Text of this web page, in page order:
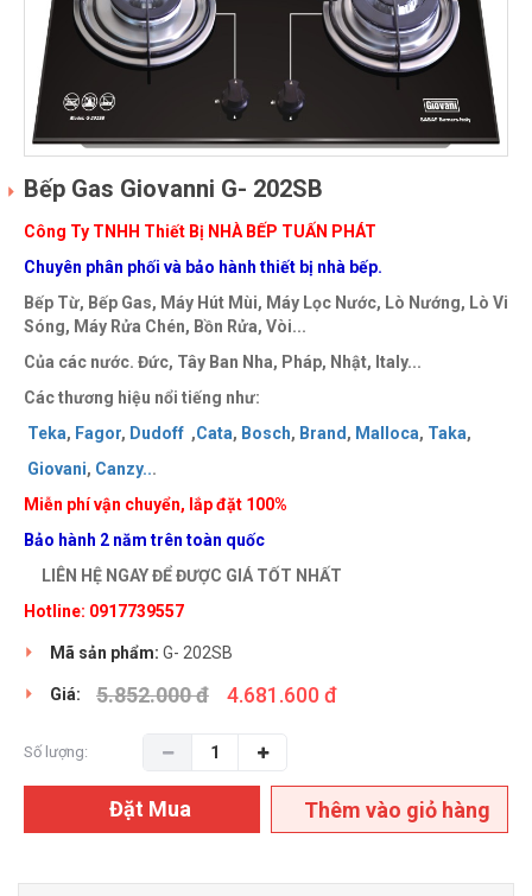
Bếp Gas Giovanni G- 202SB
Công Ty TNHH Thiết Bị NHÀ BẾP TUẤN PHÁT
Chuyên phân phối và bảo hành thiết bị nhà bếp.
Bếp Từ, Bếp Gas, Máy Hút Mùi, Máy Lọc Nước, Lò Nướng, Lò Vi
Sóng, Máy Rửa Chén, Bồn Rửa, Vòi...
Của các nước. Đức, Tây Ban Nha, Pháp, Nhật, Italy...
Các thương hiệu nổi tiếng như:
Teka, Fagor, Dudoff ,Cata, Bosch, Brand , Malloca, Taka,
Giovani, Canzy...
Miễn phí vận chuyển, lắp đặt 100%
Bảo hành 2 năm trên toàn quốc
LIÊN HỆ NGAY ĐỂ ĐƯỢC GIÁ TỐT NHẤT
Hotline: 0917739557
Mã sản phẩm: G- 202SB
Giá: 5.852.000 đ 4.681.600 đ
Số lượng:
Đặt Mua Thêm vào giỏ hàng